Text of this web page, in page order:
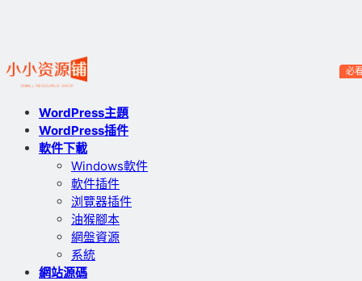
WordPress主題
WordPress插件
軟件下載
Windows軟件
軟件插件
浏覽器插件
油猴腳本
網盤資源
系統
網站源碼
必